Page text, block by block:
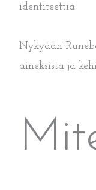
identiteettiä.
Nykyään
aineksista ja